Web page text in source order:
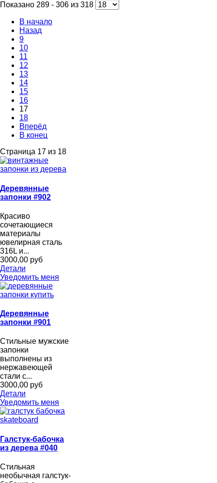
Показано 289 - 306 из 318
В начало
Назад
9
10
11
12
13
14
15
16
17
18
Вперёд
В конец
Страница 17 из 18
Деревянные
запонки #902
Красиво
сочетающиеся
материалы
ювелирная сталь
316L и...
3000,00 руб
Детали
Уведомить меня
Деревянные
запонки #901
Стильные мужские
запонки
выполнены из
нержавеющей
стали с...
3000,00 руб
Детали
Уведомить меня
Галстук-бабочка
из дерева #040
Стильная
необычная галстук-